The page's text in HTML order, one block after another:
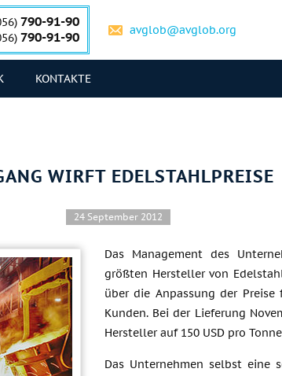
790-91-90
790-91-90 avglob@avglob.org
KONTAKTE
WIRFT EDELSTAHLPREISE
24 September 2012
Das Management des
größten Hersteller von
über die Anpassung der
Kunden. Bei der Lieferung
Hersteller auf 150 USD pro
Das Unternehmen selbst eine